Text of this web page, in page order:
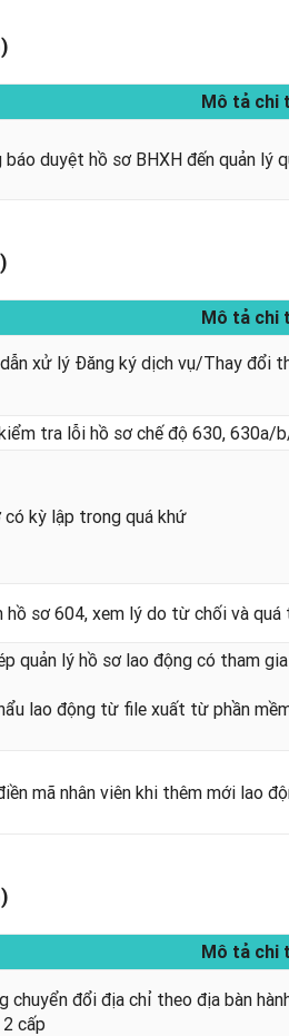
Mô tả chi
duyệt hồ sơ BHXH đến quản lý
Mô tả chi
xử lý Đăng ký dịch vụ/Thay đổi
tra lỗi hồ sơ chế độ 630, 630a/
có kỳ lập trong quá khứ
hồ sơ 604, xem lý do từ chối và
quản lý hồ sơ lao động có tham
lao động từ file xuất từ phần
mã nhân viên khi thêm mới lao
Mô tả chi
chuyển đổi địa chỉ theo địa bàn
cấp